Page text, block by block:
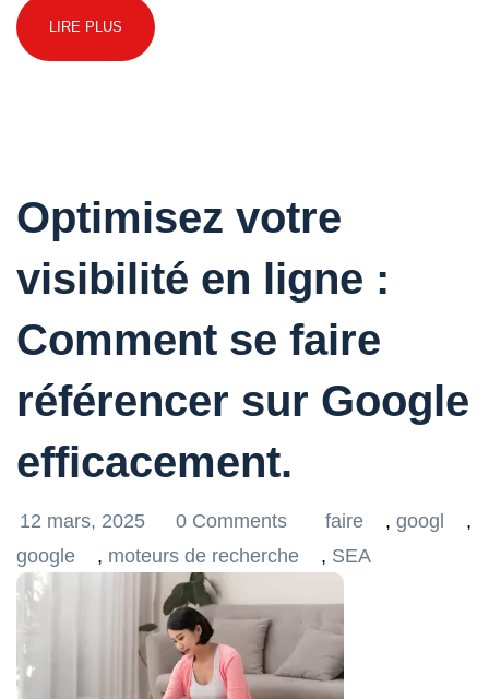
LIRE PLUS
Optimisez votre
visibilité en ligne :
Comment se faire
référencer sur Google
efficacement.
12 mars, 2025 0 Comments faire , googl
,
google
, moteurs de recherche , SEA